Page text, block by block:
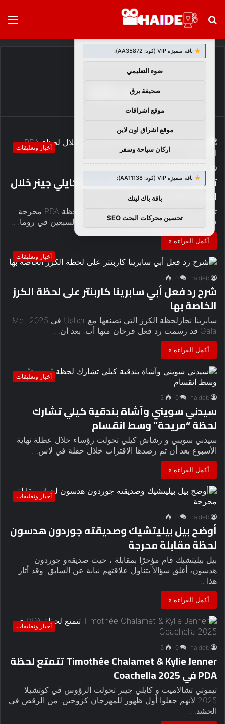
بحث
الرئيسية/لحظة
لحظة
أخبار وتعليقات
تيموثي تشالاميت يفتقد قبلة كايلي جينر خلال
لحظة PDA المحرجة
تيموثي تشالاميت و كايلي جينر شارك في لحظة PDA محرجة
في حفل توزيع جوائز David Di Donatello السبعين في روما.…
أكمل القراءة »
أخبار وتعليقات
haideb
0
3
شرح رد فعل أبي سابرينا كاربنتر على لحظة الكرز
الخاصة بها
سابرينا نجارلحظة الكرز التي تصنعها مع Usher في 2025 Met
Gala قد رسمت رد فعل فرحان منها أب. بعد أن…
أكمل القراءة »
أخبار وتعليقات
haideb
0
2
سيدني سويني وآشاة بندقية كيلي تشارك
لحظة “مريحة” وسط انقسام
سيدني سويني و رشاش كيلي تحولت رؤساء خلال عطلة نهاية
الأسبوع بعد أن تم رصدها الاقتراب خلال حفلة في لاس…
أكمل القراءة »
أخبار وتعليقات
haideb
0
3
أوضح بيل بيليتشيك وصديقته جوردون هدسون
لحظة مقابلة محرجة
بيل بيليتشيك قام مؤخرًا بمقابلة ، حيث صديقةو جوردون
هدسون، أغلق سؤالاً يتناول علاقتهم نيابة عن السابق. وقد أثار
هذا…
أكمل القراءة »
أخبار وتعليقات
haideb
0
2
Timothée Chalamet & Kylie Jenner تتمتع لحظة
PDA في Coachella 2025
تيموثي تشالاميت و كايلي جينر تحولت الرؤوس في كوتشيلا
2025 لأنهم جعلوا أول ظهور للمهرجان كزوجين. من الرقص في
الحشد…
توصيات :
باقة متميزة VIP (كود: AA35872):
ضوء التعليمي
صحيفة برق
موقع اشراقات
موقع اشراق اون لاين
اركان سياحة وسفر
باقة متميزة VIP (كود: AA11138):
باقة باك لينك
تحسين محركات البحث SEO